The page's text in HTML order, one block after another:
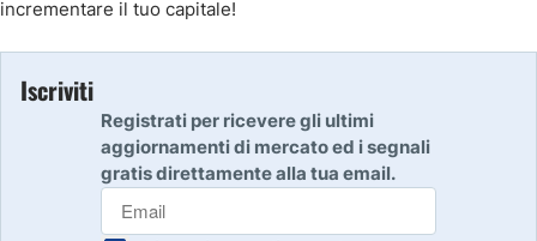
incrementare il tuo capitale!
Iscriviti
Registrati per ricevere gli ultimi
aggiornamenti di mercato ed i segnali
gratis direttamente alla tua email.